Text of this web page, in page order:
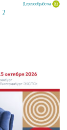
Деревообработка
2